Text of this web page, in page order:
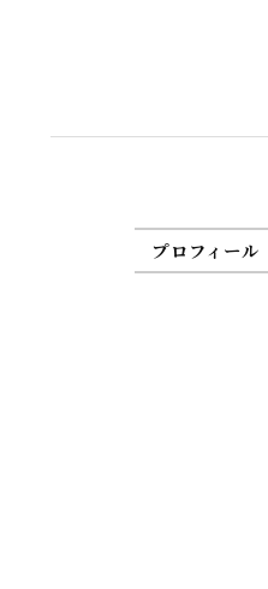
プロフィール